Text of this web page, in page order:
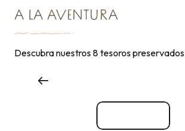
A LA AVENTURA
Descubra nuestros 8 tesoros preservados